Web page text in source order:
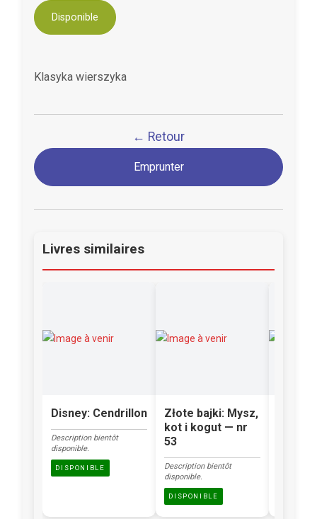
Disponible
Klasyka wierszyka
← Retour
Emprunter
Livres similaires
Disney: Cendrillon
Description bientôt
disponible.
DISPONIBLE
Złote bajki: Mysz,
kot i kogut — nr
53
Description bientôt
disponible.
DISPONIBLE